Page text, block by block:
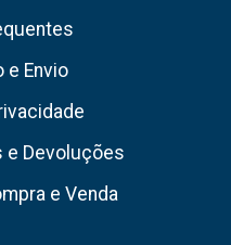
e Envio
e Devoluções
e Venda